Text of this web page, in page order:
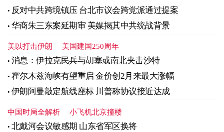
反对中共跨境镇压 台北市议会跨党派通过提案
华商朱三东案延期审 美媒揭其中共统战背景
美以打击伊朗 美国建国250周年
消息：伊拉克民兵与胡塞或南北夹击沙特
霍尔木兹海峡有望重启 金价创2月来最大涨幅
伊朗阿曼敲定航线座标 川普称协议接近达成
中国时局全解析 小飞机北京撞楼
北戴河会议敏感期 山东省军区换将